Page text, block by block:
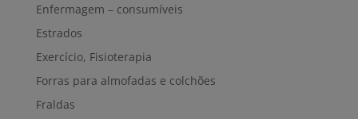
Enfermagem – consumíveis
Estrados
Exercício, Fisioterapia
Forras para almofadas e colchões
Fraldas